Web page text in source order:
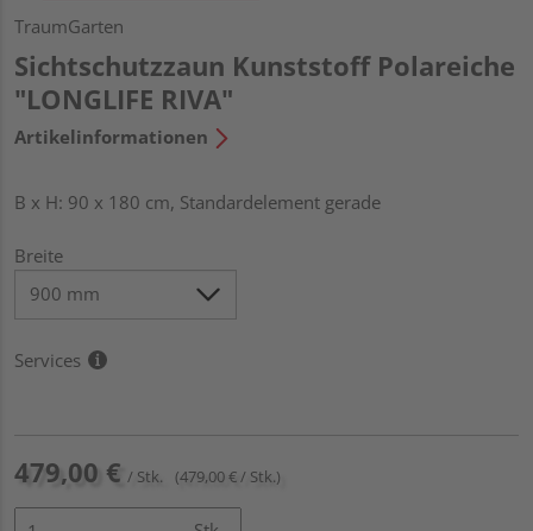
TraumGarten
Sichtschutzzaun Kunststoff Polareiche
"LONGLIFE RIVA"
Artikelinformationen
B x H: 90 x 180 cm, Standardelement gerade
Breite
Services
479,00 € / Stk. (479,00 € / Stk.)